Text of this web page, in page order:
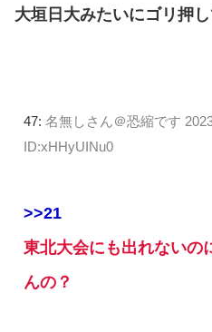
大垣日大みたいにゴリ押
47: 名無しさん＠恐縮です
ID:xHHyUINu0
>>21
東北大会にも出れないの
んの？